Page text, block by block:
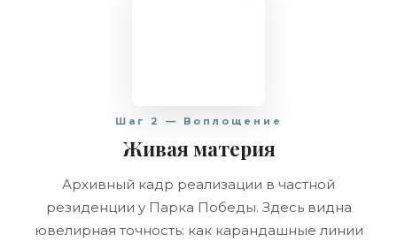
Шаг 2 — Воплощение
Живая материя
Архивный кадр реализации в частной
резиденции у Парка Победы. Здесь видна
ювелирная точность: как карандашные линии